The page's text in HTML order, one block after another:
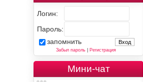
Логин:
Пароль:
запомнить
Забыл пароль| Регистрация
Мини-чат